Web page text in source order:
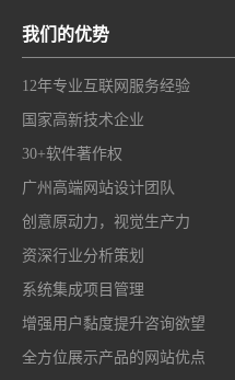
我们的优势
12年专业互联网服务经验
国家高新技术企业
30+软件著作权
广州高端网站设计团队
创意原动力，视觉生产力
资深行业分析策划
系统集成项目管理
增强用户黏度提升咨询欲望
全方位展示产品的网站优点